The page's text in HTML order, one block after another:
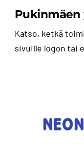
Katso, ketkä
sivuille logon tai